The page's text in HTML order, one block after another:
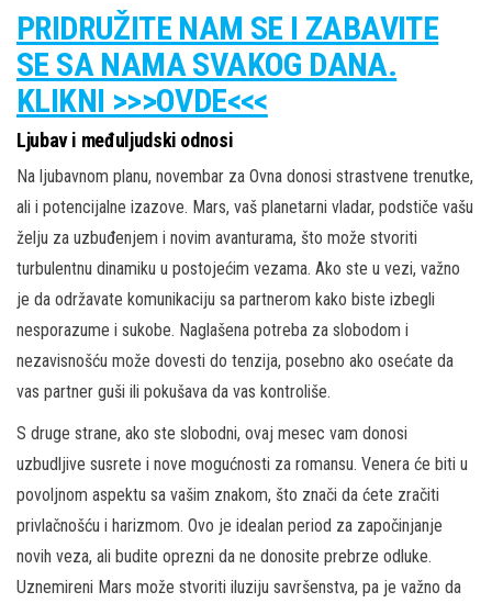
PRIDRUŽITE NAM SE I ZABAVITE
SE SA NAMA SVAKOG DANA.
KLIKNI >>>OVDE<<<
Ljubav i međuljudski odnosi
Na ljubavnom planu, novembar za Ovna donosi strastvene trenutke,
ali i potencijalne izazove. Mars, vaš planetarni vladar, podstiče vašu
želju za uzbuđenjem i novim avanturama, što može stvoriti
turbulentnu dinamiku u postojećim vezama. Ako ste u vezi, važno
je da održavate komunikaciju sa partnerom kako biste izbegli
nesporazume i sukobe. Naglašena potreba za slobodom i
nezavisnošću može dovesti do tenzija, posebno ako osećate da
vas partner guši ili pokušava da vas kontroliše.
S druge strane, ako ste slobodni, ovaj mesec vam donosi
uzbudljive susrete i nove mogućnosti za romansu. Venera će biti u
povoljnom aspektu sa vašim znakom, što znači da ćete zračiti
privlačnošću i harizmom. Ovo je idealan period za započinjanje
novih veza, ali budite oprezni da ne donosite prebrze odluke.
Uznemireni Mars može stvoriti iluziju savršenstva, pa je važno da